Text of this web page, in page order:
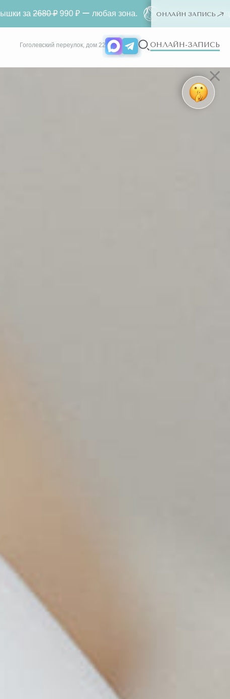
Гоголевский переулок, дом 22 ОНЛАЙН-ЗАПИСЬ
990 ₽ ー любая зона. Лазерная эпиляция диодным
ОНЛАЙН ЗАПИСЬ